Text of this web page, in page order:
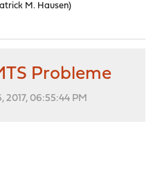
M. Hausen)
Probleme
06:55:44 PM